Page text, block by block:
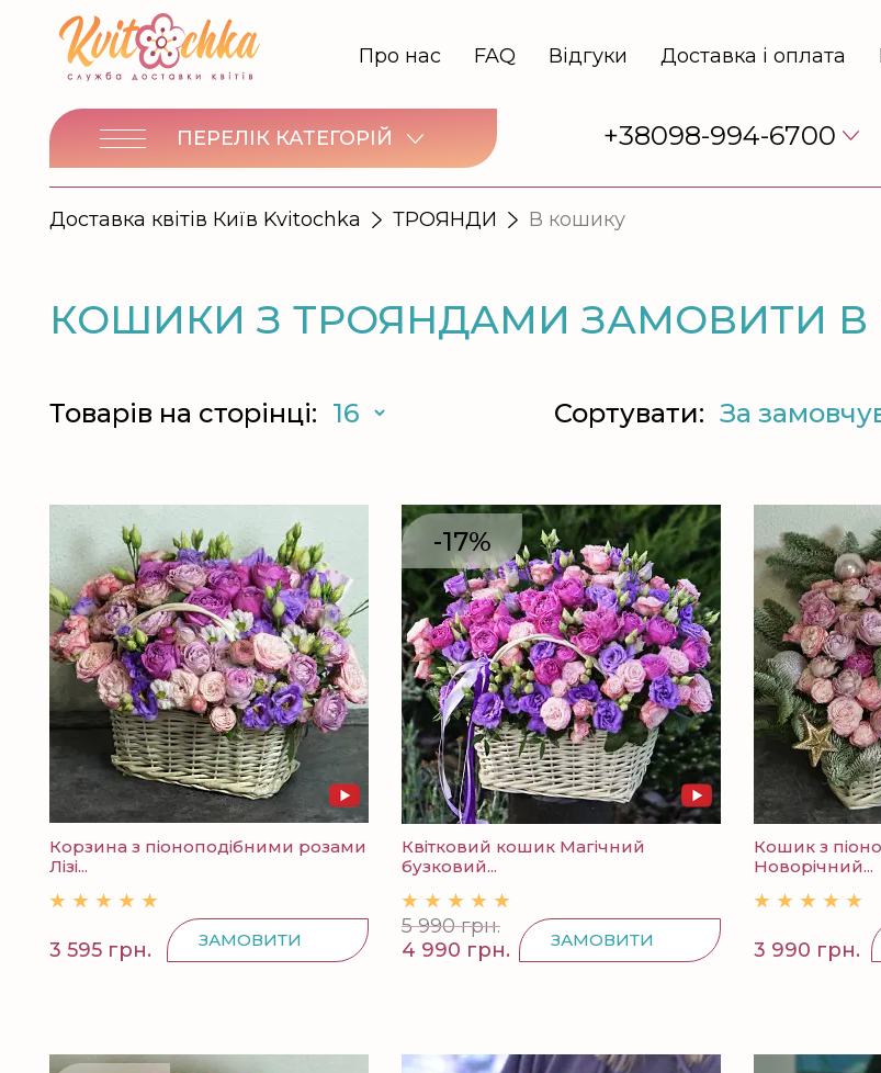
Про нас FAQ Відгуки Доставка і оплата
ПЕРЕЛІК КАТЕГОРІЙ +38098-994-6700
Доставка квітів Київ Kvitochka ТРОЯНДИ В кошику
КОШИКИ З ТРОЯНДАМИ ЗАМОВИТИ В
Товарів на сторінці: Сортувати:
Корзина з піоноподібними розами
Лізі...
3 595 грн. ЗАМОВИТИ
-17%
Квітковий кошик Магічний
бузковий...
5 990 грн.
4 990 грн.
ЗАМОВИТИ
Кошик з
Новорічний...
3 990 грн.